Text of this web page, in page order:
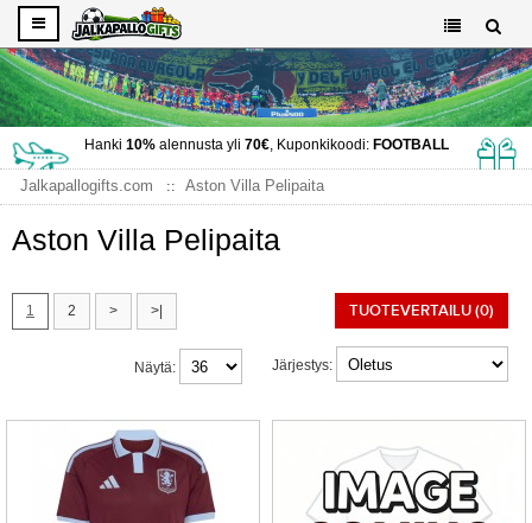
Hanki 10%alennusta yli 70€, Kuponkikoodi: FOOTBALL
Jalkapallogifts.com Aston Villa Pelipaita
Aston Villa Pelipaita
1 2 > >| TUOTEVERTAILU (0)
Järjestys:
Näytä: